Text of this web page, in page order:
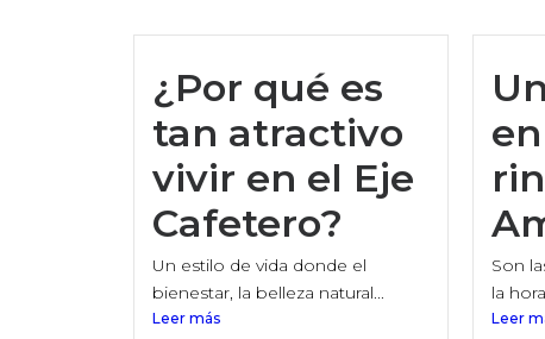
¿Por qué es
tan atractivo
vivir en el Eje
Cafetero?
Un estilo de vida donde el
bienestar, la belleza natural...
Leer más
Son
la
Leer